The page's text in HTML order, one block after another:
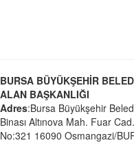
BURSA BÜYÜKŞEHİR
ALAN BAŞKANLIĞI
Adres:Bursa Büyükşehir
Binası Altınova Mah. Fuar
No:321 16090 Osmangazi/